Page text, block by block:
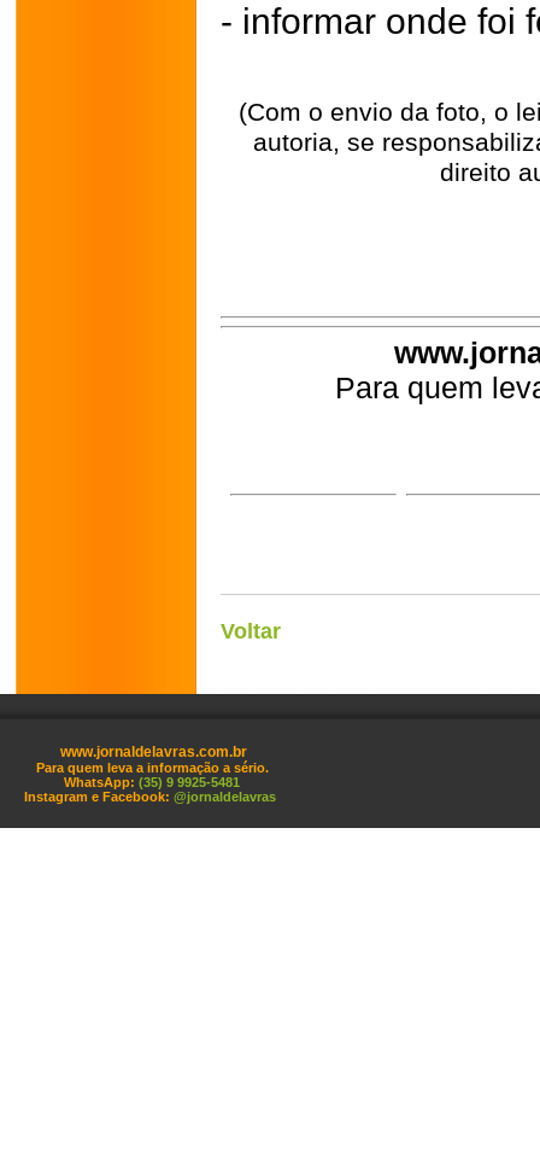
- informar onde foi
(Com o envio da foto, o
autoria, se
direito
Para quem
Voltar
www.jornaldelavras.com.br
Para quem leva a informação a sério.
WhatsApp: (35) 9 9925-5481
Instagram e Facebook: @jornaldelavras